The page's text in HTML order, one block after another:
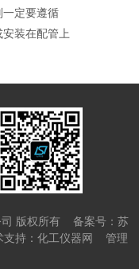
一定要遵循
装在配管上
司 版权所有 备案号：苏
持： 化工仪器网
管理